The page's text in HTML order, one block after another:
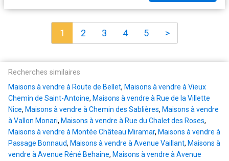
1 2 3 4 5 >
Recherches similaires
Maisons à vendre à Route de Bellet, Maisons à vendre à Vieux
Chemin de Saint-Antoine, Maisons à vendre à Rue de la Villette
Nice, Maisons à vendre à Chemin des Sablières, Maisons à vendre
à Vallon Monari, Maisons à vendre à Rue du Chalet des Roses,
Maisons à vendre à Montée Château Miramar, Maisons à vendre à
Passage Bonnaud, Maisons à vendre à Avenue Vaillant, Maisons à
vendre à Avenue Réné Behaine, Maisons à vendre à Avenue